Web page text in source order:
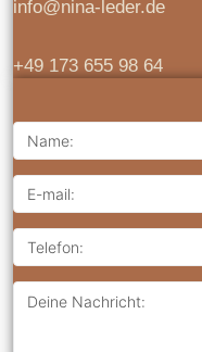
info@nina-leder.de
+49 173 655 98 64